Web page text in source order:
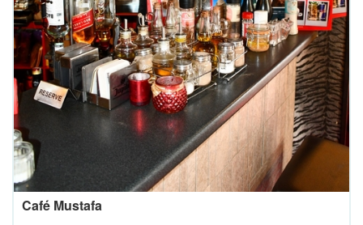
Café Mustafa